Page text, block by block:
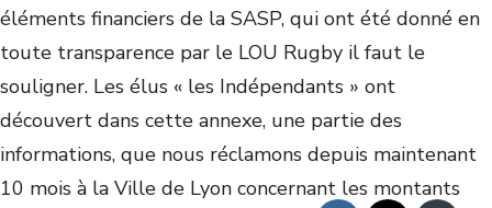
éléments financiers de la SASP, qui ont été donné en
toute transparence par le LOU Rugby il faut le
souligner. Les élus « les Indépendants » ont
découvert dans cette annexe, une partie des
informations, que nous réclamons depuis maintenant
10 mois à la Ville de Lyon concernant les montants